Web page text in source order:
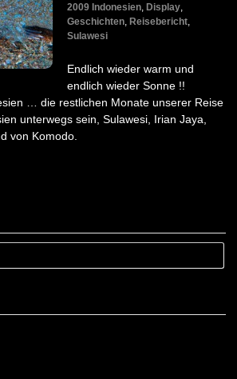
2009 Indonesien, Display,
Geschichten, Reisebericht,
Sulawesi
Endlich wieder warm und
endlich wieder Sonne !!
… die restlichen Monate unserer Reise
unterwegs sein, Sulawesi, Irian Jaya,
von Komodo.